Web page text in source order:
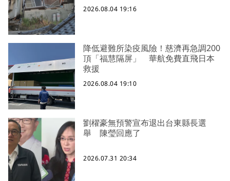
2026.08.04 19:16
降低避難所染疫風險！慈濟再急調200
頂「福慧隔屏」 華航免費直飛日本
救援
2026.08.04 19:10
劉櫂豪無預警宣布退出台東縣長選
舉 陳瑩回應了
2026.07.31 20:34